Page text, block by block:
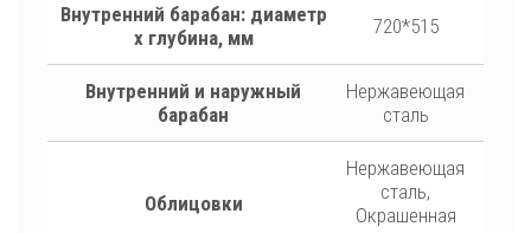
Внутренний барабан: диаметр
х глубина, мм
720*515
Внутренний и наружный
барабан
Нержавеющая
сталь
Облицовки
Нержавеющая
сталь,
Окрашенная